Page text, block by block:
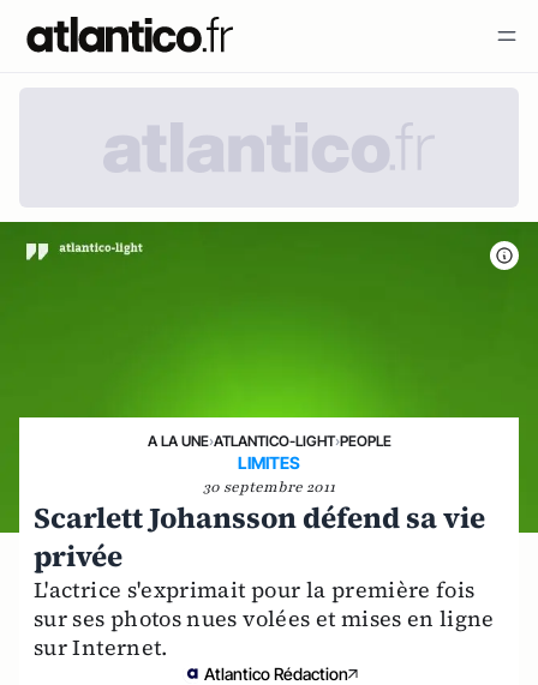
A LA UNE›ATLANTICO-LIGHT›PEOPLE
LIMITES
30 septembre 2011
Scarlett Johansson défend sa vie
privée
L'actrice s'exprimait pour la première fois
sur ses photos nues volées et mises en ligne
sur Internet.
Atlantico Rédaction